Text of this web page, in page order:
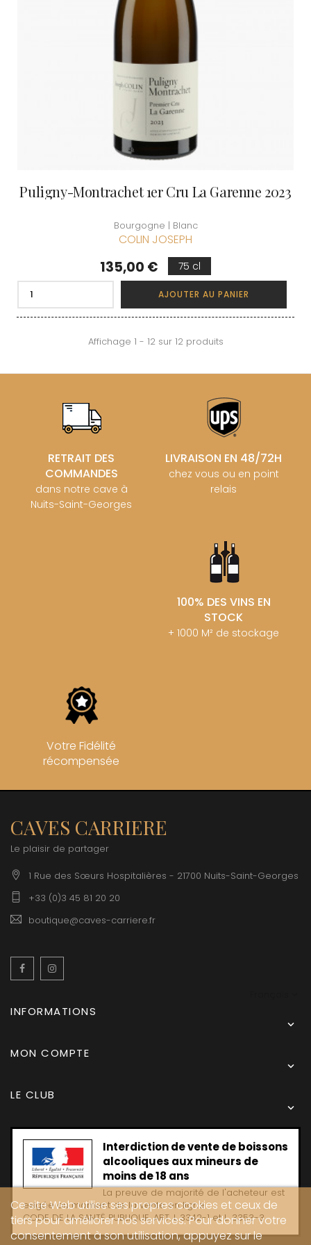
Puligny-Montrachet 1er Cru La Garenne 2023
Bourgogne | Blanc
COLIN JOSEPH
Prix
135,00 € 75 cl
AJOUTER AU PANIER
Affichage 1 - 12 sur 12 produits
RETRAIT DES
COMMANDES
dans notre cave à
Nuits-Saint-Georges
LIVRAISON EN 48/72H
chez vous ou en point
relais
100% DES VINS EN
STOCK
+ 1000 M² de stockage
Votre Fidélité
récompensée
CAVES CARRIERE
Le plaisir de partager
1 Rue des Sœurs Hospitalières - 21700 Nuits-Saint-Georges
+33 (0)3 45 81 20 20
boutique@caves-carriere.fr
Facebook
INFORMATIONS

MON COMPTE

LE CLUB

Interdiction de vente de boissons
alcooliques aux mineurs de
moins de 18 ans
La preuve de majorité de l'acheteur est
exigée au moment de la vente en ligne
CODE DE LA SANTË PUBLIQUE, ART. L 3342-1 et L. 3353-3
Ce site Web utilise ses propres cookies et ceux de
tiers pour améliorer nos services. Pour donner votre
consentement à son utilisation, appuyez sur le